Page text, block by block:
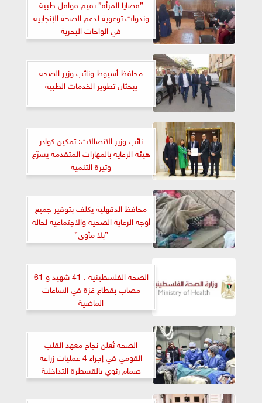
”قضايا المرأة” تقيم قوافل طبية
وندوات توعوية لدعم الصحة الإنجابية
في الواحات البحرية
محافظ أسيوط ونائب وزير الصحة
يبحثان تطوير الخدمات الطبية
نائب وزير الاتصالات: تمكين كوادر
هيئة الرعاية بالمهارات المتقدمة يسرّع
وتيرة التنمية
محافظ الدقهلية يكلف بتوفير جميع
أوجه الرعاية الصحية والاجتماعية لحالة
”بلا مأوى”
الصحة الفلسطينية : 41 شهيد و 61
مصاب بقطاع غزة في الساعات
الماضية
الصحة تُعلن نجاح معهد القلب
القومي في إجراء 4 عمليات زراعة
صمام رئوي بالقسطرة التداخلية
بإستخدام صمام (MYVAL) بتكلفة